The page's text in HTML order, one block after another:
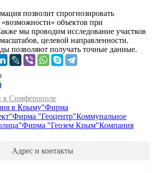
позволит спрогнозировать
объектов при
мы проводим исследование участков
целевой направленности.
позволяют получать точные данные.
в Симферополе
в Крыму"Фирма
Фирма "Геоцентр"Коммунальное
Фирма "Геозем Крым"Компания
Адрес и контакты